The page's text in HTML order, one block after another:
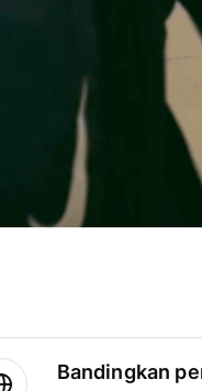
Bandingkan